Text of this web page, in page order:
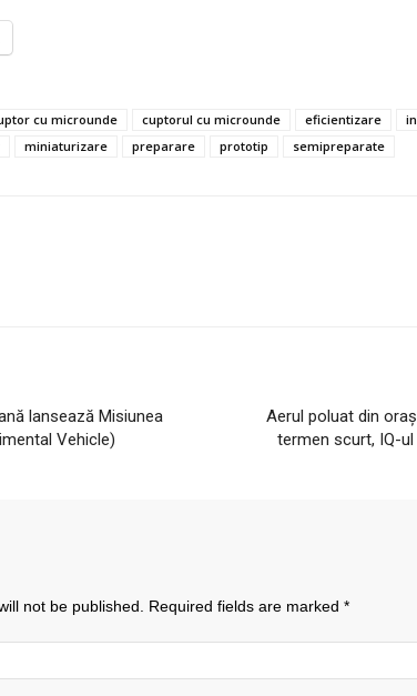
cu microunde cuptorul cu microunde eficientizare
miniaturizare preparare prototip semipreparate
lansează Misiunea
Vehicle)
Aerul poluat din
termen scurt, IQ-
not be published. Required fields are marked *